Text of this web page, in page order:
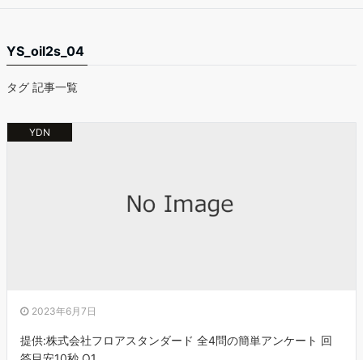
YS_oil2s_04
タグ 記事一覧
YDN
2023年6月7日
提供:株式会社フロアスタンダード 全4問の簡単アンケート 回